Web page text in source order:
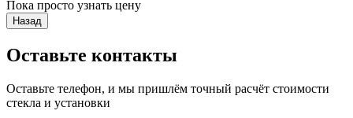
Пока просто узнать цену
Назад
Оставьте контакты
Оставьте телефон, и мы пришлём точный расчёт стоимости
стекла и установки